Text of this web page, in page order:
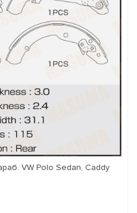
VW Polo Sedan, Caddy